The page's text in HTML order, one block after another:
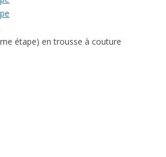
étape) en trousse à couture